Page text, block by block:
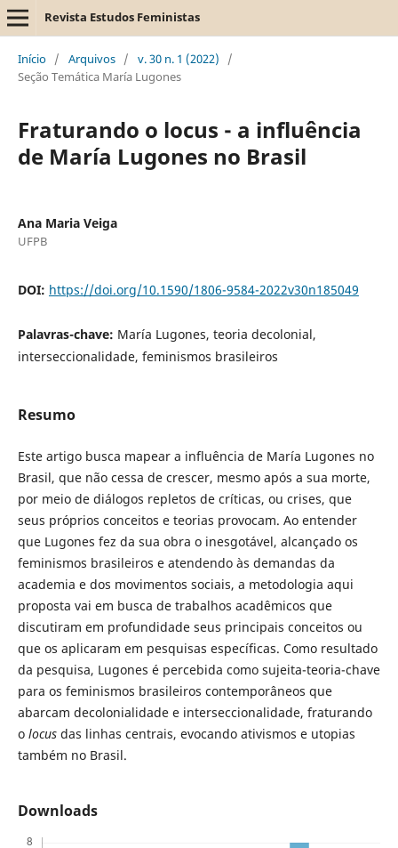
Revista Estudos Feministas
Início / Arquivos / v. 30 n. 1 (2022)
/
Seção Temática María Lugones
Fraturando o locus - a influência
de María Lugones no Brasil
Ana Maria Veiga
UFPB
DOI: https://doi.org/10.1590/1806-9584-2022v30n185049
Palavras-chave: María Lugones, teoria decolonial,
interseccionalidade, feminismos brasileiros
Resumo
Este artigo busca mapear a influência de María Lugones no
Brasil, que não cessa de crescer, mesmo após a sua morte,
por meio de diálogos repletos de críticas, ou crises, que
seus próprios conceitos e teorias provocam. Ao entender
que Lugones fez da sua obra o inesgotável, alcançado os
feminismos brasileiros e atendendo às demandas da
academia e dos movimentos sociais, a metodologia aqui
proposta vai em busca de trabalhos acadêmicos que
discutiram em profundidade seus principais conceitos ou
que os aplicaram em pesquisas específicas. Como resultado
da pesquisa, Lugones é percebida como sujeita-teoria-chave
para os feminismos brasileiros contemporâneos que
abarcam decolonialidade e interseccionalidade, fraturando
o locusdas linhas centrais, evocando ativismos e utopias
também no Brasil.
Downloads